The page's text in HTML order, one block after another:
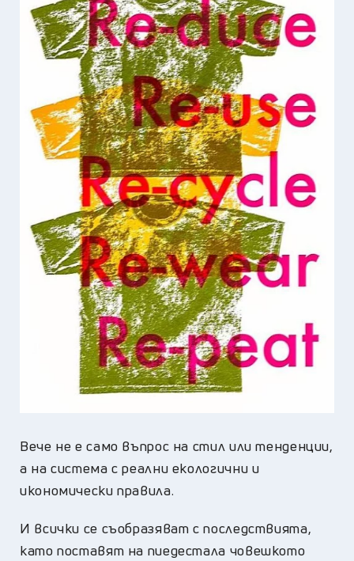
Вече не е само въпрос на стил или тенденции,
а на система с реални екологични и
икономически правила.
И всички се съобразяват с последствията,
като поставят на пиедестала човешкото